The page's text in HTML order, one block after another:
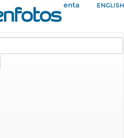
Mi Cuenta ENGLISH